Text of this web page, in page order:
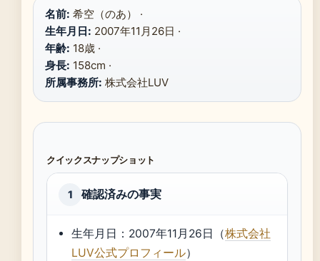
名前: 希空（のあ） ·
生年月日: 2007年11月26日 ·
年齢: 18歳 ·
身長: 158cm ·
所属事務所: 株式会社LUV
クイックスナップショット
1 確認済みの事実
生年月日：2007年11月26日（株式会社
LUV公式プロフィール）